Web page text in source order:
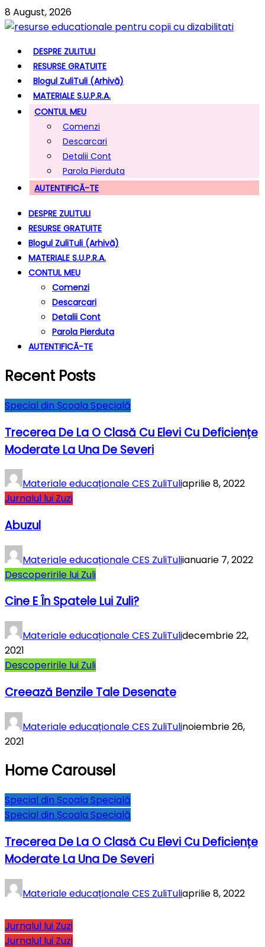
8 August, 2026
DESPRE ZULITULI
RESURSE GRATUITE
Blogul ZuliTuli (arhivă)
MATERIALE S.U.P.R.A.
CONTUL MEU
Comenzi
Descarcari
Detalii Cont
Parola Pierduta
AUTENTIFICĂ-TE
DESPRE ZULITULI
RESURSE GRATUITE
Blogul ZuliTuli (arhivă)
MATERIALE S.U.P.R.A.
CONTUL MEU
Comenzi
Descarcari
Detalii Cont
Parola Pierduta
AUTENTIFICĂ-TE
Recent Posts
Special din Școala Specială
Trecerea De La O Clasă Cu Elevi Cu Deficiențe
Moderate La Una De Severi
Materiale educaționale CES ZuliTuliaprilie 8, 2022
Jurnalul lui Zuzi
Abuzul
Materiale educaționale CES ZuliTuliianuarie 7, 2022
Descoperirile lui Zuli
Cine E În Spatele Lui Zuli?
Materiale educaționale CES ZuliTulidecembrie 22,
2021
Descoperirile lui Zuli
Creează Benzile Tale Desenate
Materiale educaționale CES ZuliTulinoiembrie 26,
2021
Home Carousel
Special din Școala Specială
Special din Școala Specială
Trecerea De La O Clasă Cu Elevi Cu Deficiențe
Moderate La Una De Severi
Materiale educaționale CES ZuliTuliaprilie 8, 2022
Jurnalul lui Zuzi
Jurnalul lui Zuzi